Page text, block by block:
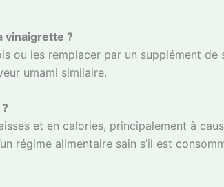
vinaigrette ?
ou les remplacer par un supplément de
umami similaire.
et en calories, principalement à
régime alimentaire sain s’il est